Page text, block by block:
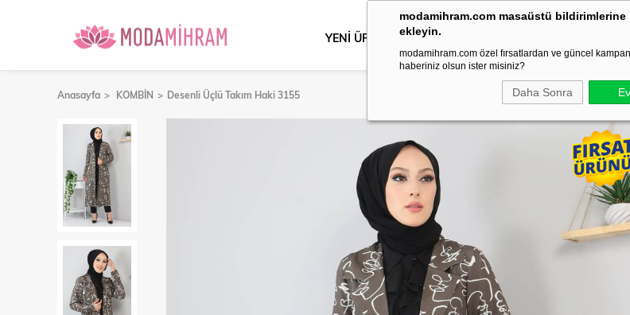
modamihram.com masaüstü bildirimlerine
ekleyin.
modamihram.com özel fırsatlardan ve güncel
haberiniz olsun ister misiniz?
Daha Sonra
YENİ ÜRÜNLER DIŞ GİYİM
Anasayfa KOMBİN Desenli Üçlü Takım Haki 3155